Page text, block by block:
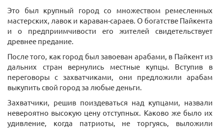
Это был крупный город со множеством ремесленных
мастерских, лавок и караван-сараев. О богатстве Пайкента
и о предприимчивости его жителей свидетельствует
древнее предание.
После того, как город был завоеван арабами, в Пайкент из
дальних стран вернулись местные купцы. Вступив в
переговоры с захватчиками, они предложили арабам
выкупить свой город за любые деньги.
Захватчики, решив поиздеваться над купцами, назвали
невероятно высокую цену отступных. Каково же было их
удивление, когда патриоты, не торгуясь, выложили